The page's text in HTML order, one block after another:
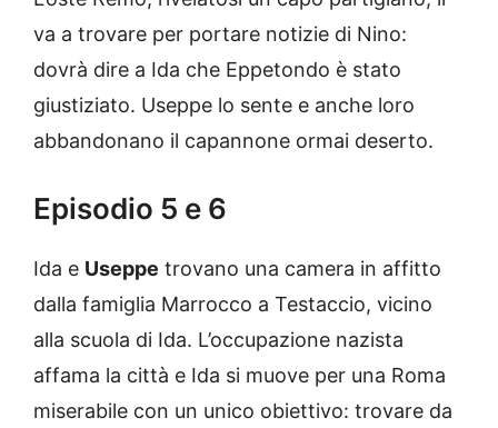
va a trovare per portare notizie di Nino:
dovrà dire a Ida che Eppetondo è stato
giustiziato. Useppe lo sente e anche loro
abbandonano il capannone ormai deserto.
Episodio 5 e 6
Ida e Useppe trovano una camera in affitto
dalla famiglia Marrocco a Testaccio, vicino
alla scuola di Ida. L’occupazione nazista
affama la città e Ida si muove per una Roma
miserabile con un unico obiettivo: trovare da